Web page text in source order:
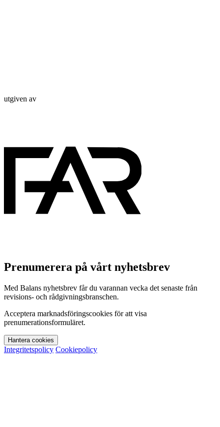
utgiven av
Prenumerera på vårt nyhetsbrev
Med Balans nyhetsbrev får du varannan vecka det senaste från
revisions- och rådgivningsbranschen.
Acceptera marknadsföringscookies för att visa
prenumerationsformuläret.
Hantera cookies
Integritetspolicy Cookiepolicy